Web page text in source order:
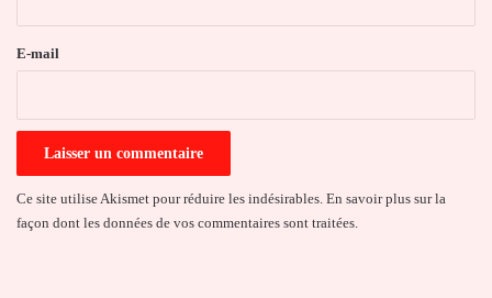
e
E-mail
Ce site utilise Akismet pour réduire les indésirables. En savoir plus sur la
façon dont les données de vos commentaires sont traitées